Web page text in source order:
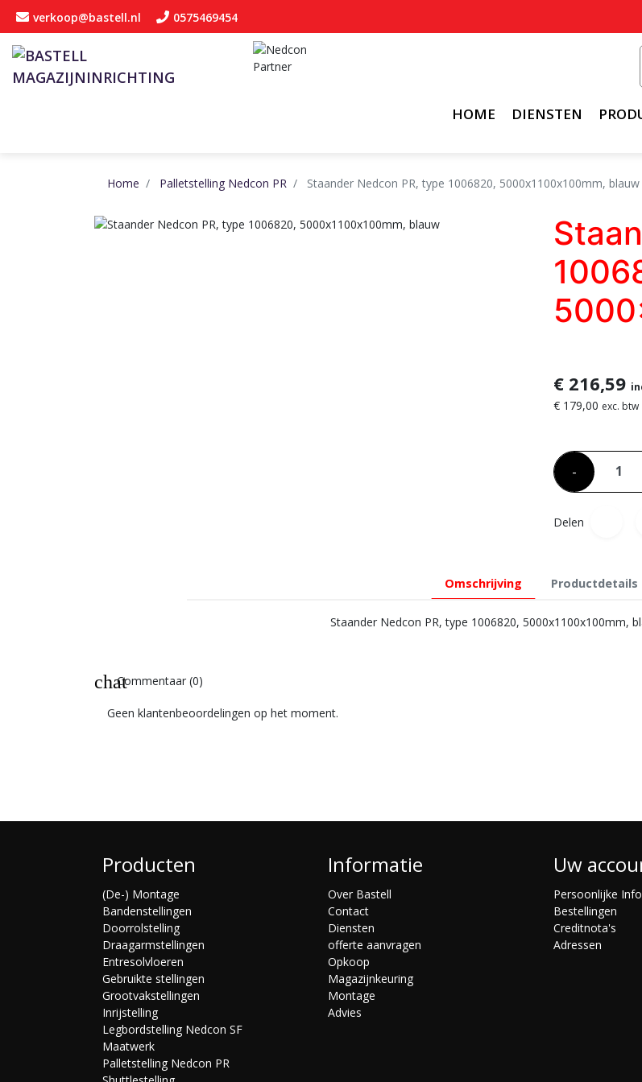
verkoop@bastell.nl 0575469454
HOME DIENSTEN
Home Palletstelling Nedcon PR Staander Nedcon PR, type 1006820, 5000x1100x100mm, blauw
€ 216,59
€ 179,00 exc. btw
-
Delen
Omschrijving Productdetails
Staander Nedcon PR, type 1006820, 5000x1100x100mm,
chatCommentaar (0)
Geen klantenbeoordelingen op het moment.
Producten
(De-) Montage
Bandenstellingen
Doorrolstelling
Draagarmstellingen
Entresolvloeren
Gebruikte stellingen
Grootvakstellingen
Inrijstelling
Legbordstelling Nedcon SF
Maatwerk
Palletstelling Nedcon PR
Informatie
Over Bastell
Contact
Diensten
offerte aanvragen
Opkoop
Magazijnkeuring
Montage
Advies
Uw
Persoonlijke Info
Bestellingen
Creditnota's
Adressen